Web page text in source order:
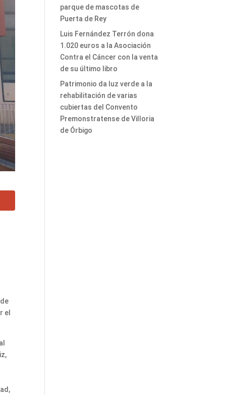
el
parque de mascotas de
Puerta de Rey
Luis Fernández Terrón dona
1.020 euros a la Asociación
Contra el Cáncer con la venta
de su último libro
Patrimonio da luz verde a la
rehabilitación de varias
cubiertas del Convento
Premonstratense de Villoria
de Órbigo